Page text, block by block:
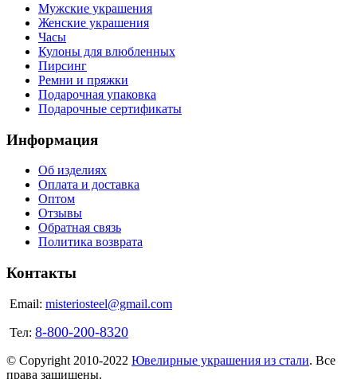
Мужские украшения
Женские украшения
Часы
Кулоны для влюбленных
Пирсинг
Ремни и пряжки
Подарочная упаковка
Подарочные сертификаты
Информация
Об изделиях
Оплата и доставка
Оптом
Отзывы
Обратная связь
Политика возврата
Контакты
Email: misteriosteel@gmail.com
Тел: 8-800-200-8320
© Copyright 2010-2022 Ювелирные украшения из стали. Все
права защищены.